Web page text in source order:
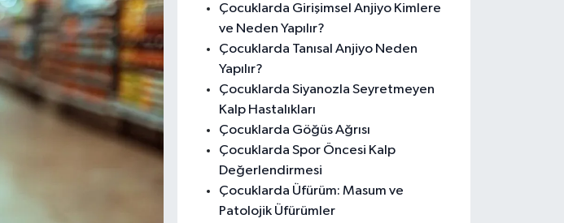
Çocuklarda Girişimsel Anjiyo Kimlere
ve Neden Yapılır?
Çocuklarda Tanısal Anjiyo Neden
Yapılır?
Çocuklarda Siyanozla Seyretmeyen
Kalp Hastalıkları
Çocuklarda Göğüs Ağrısı
Çocuklarda Spor Öncesi Kalp
Değerlendirmesi
Çocuklarda Üfürüm: Masum ve
Patolojik Üfürümler